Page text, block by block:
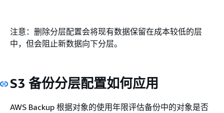
注意：删除分层配置会将现有数据保留在成本较低的层
中，但会阻止新数据向下分层。
S3 备份分层配置如何应用
AWS Backup 根据对象的使用年限评估备份中的对象是否